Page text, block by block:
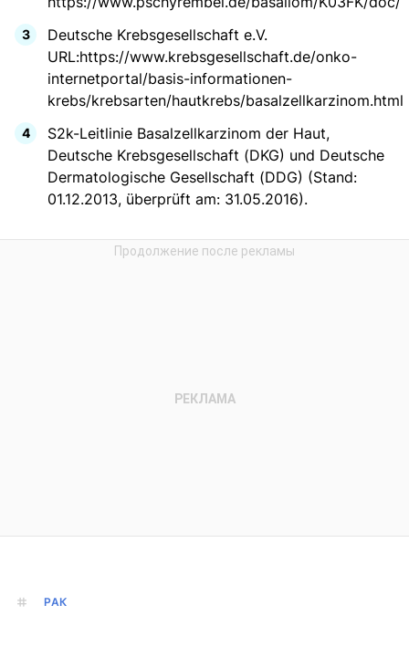
Deutsche Krebsgesellschaft e.V.
URL:https://www.krebsgesellschaft.de/onko-
internetportal/basis-informationen-
krebs/krebsarten/hautkrebs/basalzellkarzinom.html
S2k-Leitlinie Basalzellkarzinom der Haut,
Deutsche Krebsgesellschaft (DKG) und Deutsche
Dermatologische Gesellschaft (DDG) (Stand:
01.12.2013, überprüft am: 31.05.2016).
РАК